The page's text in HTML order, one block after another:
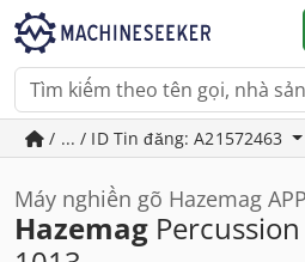
/ ... / ID Tin đăng: A21572463
Máy nghiền gõ Hazemag
Hazemag